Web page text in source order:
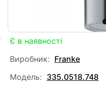
Є в наявності
Виробник: Franke
Модель: 335.0518.748